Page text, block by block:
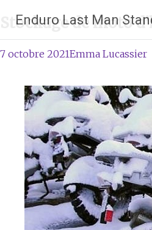
contenu
principal
Enduro Last Man
Stockage de moto
7 octobre 2021Emma Lucassier